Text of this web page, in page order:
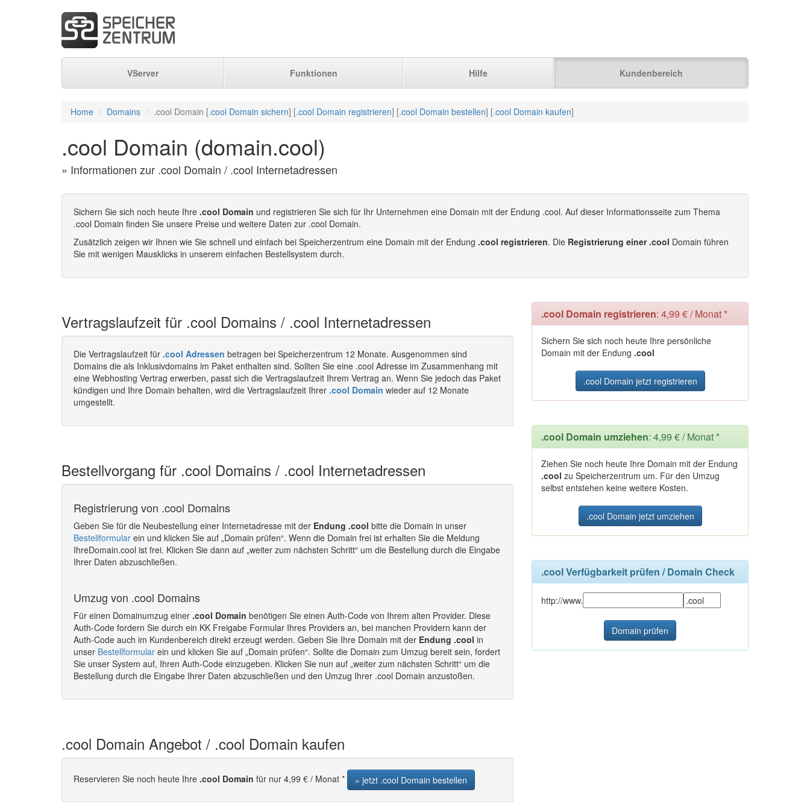
VServer Funktionen Hilfe Kundenbereich
Home Domains .cool Domain [.cool Domain sichern] [.cool Domain registrieren] [.cool Domain bestellen] [.cool Domain kaufen]
.cool Domain (domain.cool)
» Informationen zur .cool Domain / .cool Internetadressen
Sichern Sie sich noch heute Ihre .cool Domain und registrieren Sie sich für Ihr Unternehmen eine Domain mit der Endung .cool. Auf dieser Informationsseite zum Thema
.cool Domain finden Sie unsere Preise und weitere Daten zur .cool Domain.
Zusätzlich zeigen wir Ihnen wie Sie schnell und einfach bei Speicherzentrum eine Domain mit der Endung .cool registrieren. Die Registrierung einer .cool Domain führen
Sie mit wenigen Mausklicks in unserem einfachen Bestellsystem durch.
Vertragslaufzeit für .cool Domains / .cool Internetadressen
Die Vertragslaufzeit für .cool Adressen betragen bei Speicherzentrum 12 Monate. Ausgenommen sind
Domains die als Inklusivdomains im Paket enthalten sind. Sollten Sie eine .cool Adresse im Zusammenhang mit
eine Webhosting Vertrag erwerben, passt sich die Vertragslaufzeit Ihrem Vertrag an. Wenn Sie jedoch das Paket
kündigen und Ihre Domain behalten, wird die Vertragslaufzeit Ihrer .cool Domain wieder auf 12 Monate
umgestellt.
Bestellvorgang für .cool Domains / .cool Internetadressen
Registrierung von .cool Domains
Geben Sie für die Neubestellung einer Internetadresse mit der Endung .cool bitte die Domain in unser
Bestellformular ein und klicken Sie auf „Domain prüfen“. Wenn die Domain frei ist erhalten Sie die Meldung
IhreDomain.cool ist frei. Klicken Sie dann auf „weiter zum nächsten Schritt“ um die Bestellung durch die Eingabe
Ihrer Daten abzuschließen.
Umzug von .cool Domains
Für einen Domainumzug einer .cool Domain benötigen Sie einen Auth-Code von Ihrem alten Provider. Diese
Auth-Code fordern Sie durch ein KK Freigabe Formular Ihres Providers an, bei manchen Providern kann der
Auth-Code auch im Kundenbereich direkt erzeugt werden. Geben Sie Ihre Domain mit der Endung .cool in
unser Bestellformular ein und klicken Sie auf „Domain prüfen“. Sollte die Domain zum Umzug bereit sein, fordert
Sie unser System auf, Ihren Auth-Code einzugeben. Klicken Sie nun auf „weiter zum nächsten Schritt“ um die
Bestellung durch die Eingabe Ihrer Daten abzuschließen und den Umzug Ihrer .cool Domain anzustoßen.
.cool Domain Angebot / .cool Domain kaufen
Reservieren Sie noch heute Ihre .cool Domain für nur 4,99 € / Monat * » jetzt .cool Domain bestellen
.cool Domain registrieren: 4,99 € / Monat *
Sichern Sie sich noch heute Ihre persönliche
Domain mit der Endung .cool
.cool Domain jetzt registrieren
.cool Domain umziehen: 4,99 € / Monat *
Ziehen Sie noch heute Ihre Domain mit der Endung
.cool zu Speicherzentrum um. Für den Umzug
selbst entstehen keine weitere Kosten.
.cool Domain jetzt umziehen
.cool Verfügbarkeit prüfen / Domain Check
http://www.